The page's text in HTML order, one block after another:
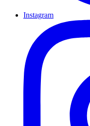
Instagram